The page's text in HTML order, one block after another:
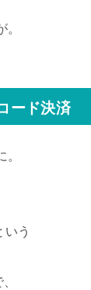
ード決済
う